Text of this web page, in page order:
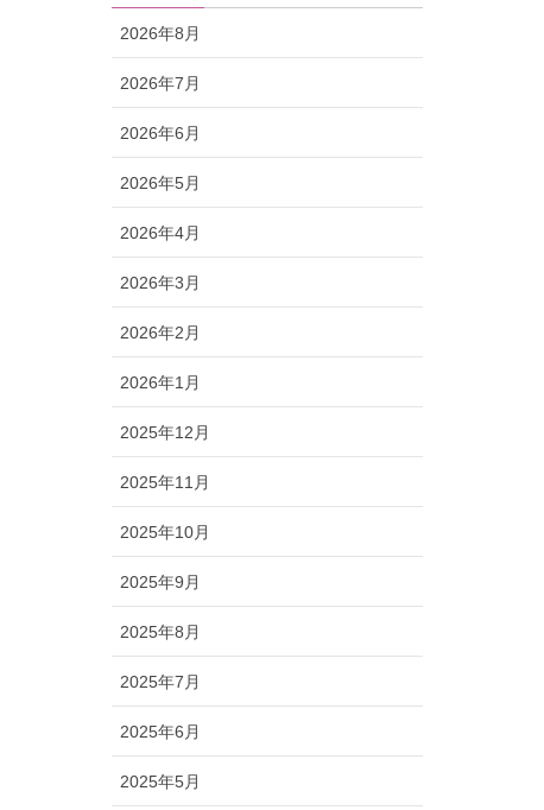
2026年8月
2026年7月
2026年6月
2026年5月
2026年4月
2026年3月
2026年2月
2026年1月
2025年12月
2025年11月
2025年10月
2025年9月
2025年8月
2025年7月
2025年6月
2025年5月